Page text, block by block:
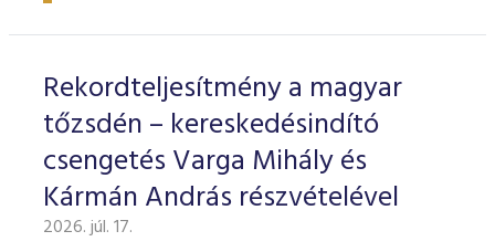
Rekordteljesítmény a magyar
tőzsdén – kereskedésindító
csengetés Varga Mihály és
Kármán András részvételével
2026. júl. 17.